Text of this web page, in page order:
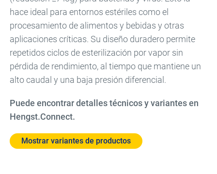
hace ideal para entornos estériles como el
procesamiento de alimentos y bebidas y otras
aplicaciones críticas. Su diseño duradero permite
repetidos ciclos de esterilización por vapor sin
pérdida de rendimiento, al tiempo que mantiene un
alto caudal y una baja presión diferencial.
Puede encontrar detalles técnicos y variantes en
Hengst.Connect.
Mostrar variantes de productos